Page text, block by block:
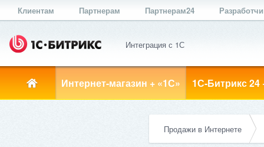
Клиентам Партнерам Партнерам24
Интеграция с 1С
Интернет-магазин + «1С» 1С-Битрикс 24
Продажи в Интернете